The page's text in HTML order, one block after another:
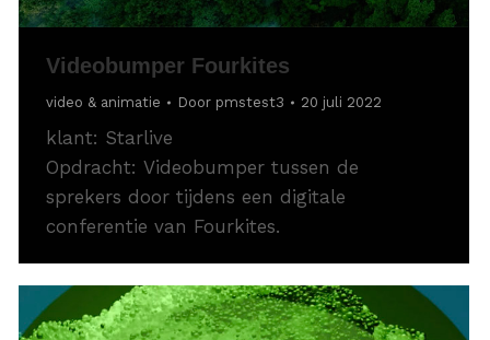
Videobumper Fourkites
video & animatie Door pmstest3 20 juli 2022
klant: Starlive
Opdracht: Videobumper tussen de
sprekers door tijdens een digitale
conferentie van Fourkites.